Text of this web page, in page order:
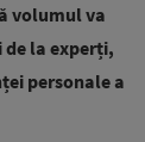
volumul va
la experți,
personale a